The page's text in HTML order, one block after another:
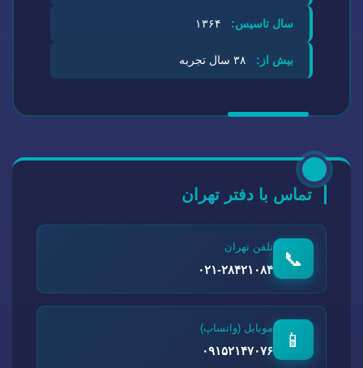
سال تاسیس:
بیش از:
تماس با دفتر تهران
📞
تلفن تهران
۰۲۱-۲۸۴۲۱۰۸۴
📱
موبایل (واتساپ)
۰۹۱۵۲۱۴۷۰۷۶